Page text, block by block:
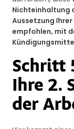
Nichteinhaltung
Aussetzung
empfohlen, mit
Schritt
Ihre 2.
der